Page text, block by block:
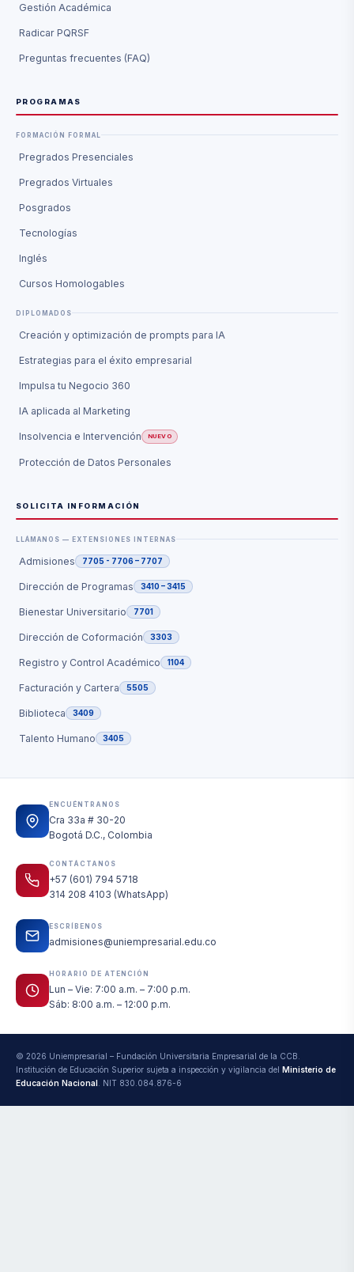
Gestión Académica
Radicar PQRSF
Preguntas frecuentes (FAQ)
PROGRAMAS
FORMACIÓN FORMAL
Pregrados Presenciales
Pregrados Virtuales
Posgrados
Tecnologías
Inglés
Cursos Homologables
DIPLOMADOS
Creación y optimización de prompts para IA
Estrategias para el éxito empresarial
Impulsa tu Negocio 360
IA aplicada al Marketing
Insolvencia e Intervención NUEVO
Protección de Datos Personales
SOLICITA INFORMACIÓN
LLÁMANOS — EXTENSIONES INTERNAS
Admisiones 7705 - 7706 – 7707
Dirección de Programas 3410 – 3415
Bienestar Universitario 7701
Dirección de Coformación 3303
Registro y Control Académico 1104
Facturación y Cartera 5505
Biblioteca 3409
Talento Humano 3405
ENCUÉNTRANOS
Cra 33a # 30-20
Bogotá D.C., Colombia
CONTÁCTANOS
+57 (601) 794 5718
314 208 4103 (WhatsApp)
ESCRÍBENOS
admisiones@uniempresarial.edu.co
HORARIO DE ATENCIÓN
Lun – Vie: 7:00 a.m. – 7:00 p.m.
Sáb: 8:00 a.m. – 12:00 p.m.
© 2026 Uniempresarial – Fundación Universitaria Empresarial de la CCB.
Institución de Educación Superior sujeta a inspección y vigilancia del Ministerio de
Educación Nacional . NIT 830.084.876-6